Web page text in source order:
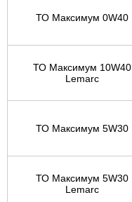
ТО Максимум 0W40
ТО Максимум 10W40
Lemarc
ТО Максимум 5W30
ТО Максимум 5W30
Lemarc